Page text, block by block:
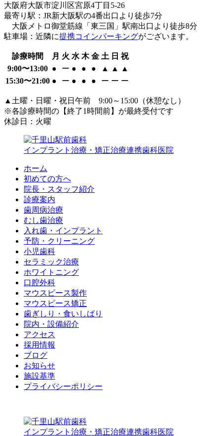
大阪府大阪市淀川区宮原4丁目5-26
最寄り駅：JR新大阪駅の4番出口より徒歩7分
大阪メトロ御堂筋線「東三国」駅南出口より徒歩8分
駐車場：近隣に提携コインパーキングがございます。
診療時間 月 火 水 木 金 土 日 祝
9:00〜13:00 ● ー ● ● ● ▲ ▲
▲
15:30〜21:00 ● ー ● ● ● ー ー ー
▲土曜・日曜・祝日午前 9:00～15:00（休憩なし）
※各診療時間の【終了1時間前】が最終受付です
休診日：火曜
インプラント治療・矯正治療連携歯科医院
ホーム
初めての方へ
院長・スタッフ紹介
診療案内
歯周病治療
むし歯治療
入れ歯・インプラント
予防・クリーニング
小児歯科
セラミック治療
ホワイトニング
口腔外科
マウスピース製作
マウスピース矯正
歯ぎしり・食いしばり
院内・設備紹介
アクセス
採用情報
ブログ
お知らせ
施設基準
プライバシーポリシー
インプラント治療・矯正治療連携歯科医院